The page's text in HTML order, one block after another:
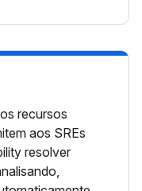
recursos
aos SREs
resolver